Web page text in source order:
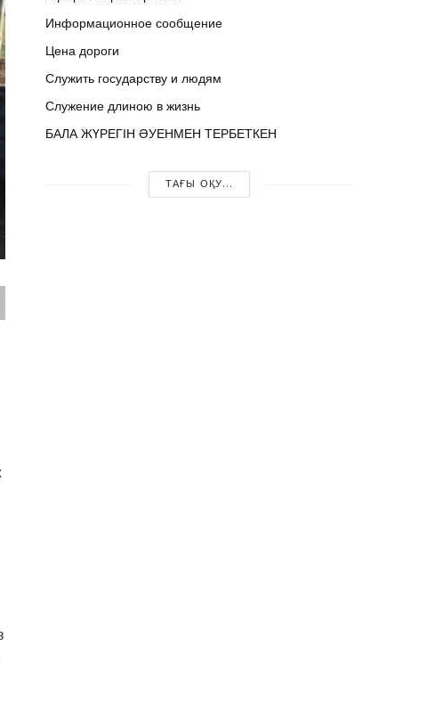
Информационное сообщение
Цена дороги
Служить государству и людям
Служение длиною в жизнь
БАЛА ЖҮРЕГІН ӘУЕНМЕН ТЕРБЕТКЕН
ТАҒЫ ОҚУ...